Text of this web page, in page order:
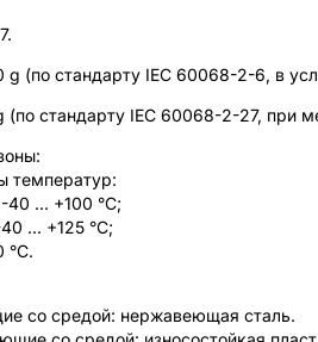
g (по стандарту IEC 60068-2-6, в
(по стандарту IEC 60068-2-27, при
температур:
... +100 °C;
... +125 °C;
°C.
со средой: нержавеющая сталь.